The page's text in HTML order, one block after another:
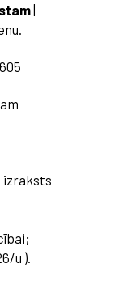
izraksts
u ).